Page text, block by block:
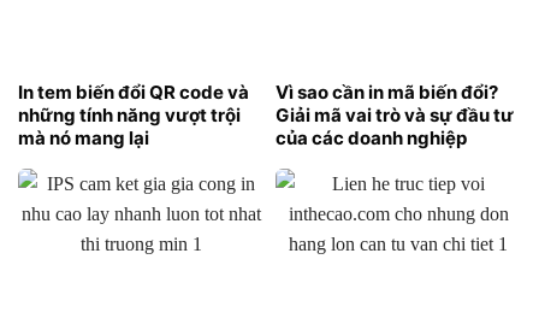
In tem biến đổi QR code và
những tính năng vượt trội
mà nó mang lại
Vì sao cần in mã biến đổi?
Giải mã vai trò và sự đầu tư
của các doanh nghiệp